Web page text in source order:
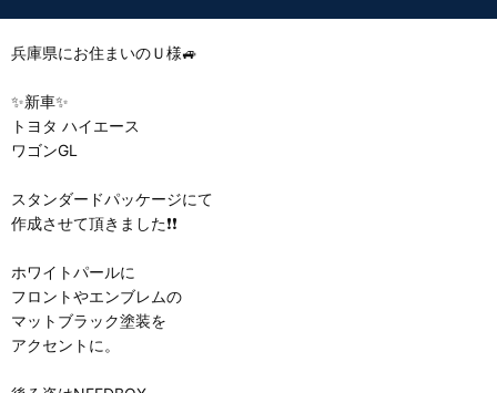
兵庫県にお住まいのＵ様🚙
✨新車✨
トヨタ ハイエース
ワゴンGL
スタンダードパッケージにて
作成させて頂きました❗❗
ホワイトパールに
フロントやエンブレムの
マットブラック塗装を
アクセントに。